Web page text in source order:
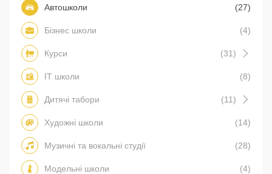
Автошколи (27)
Бізнес школи (4)
Курси (31)
IT школи (8)
Дитячі табори (11)
Художні школи (14)
Музичні та вокальні студії (28)
Модельні школи (4)